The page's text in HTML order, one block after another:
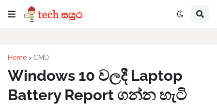
Home CMD
Windows 10 වලදී Laptop
Battery Report ගන්න හැටි